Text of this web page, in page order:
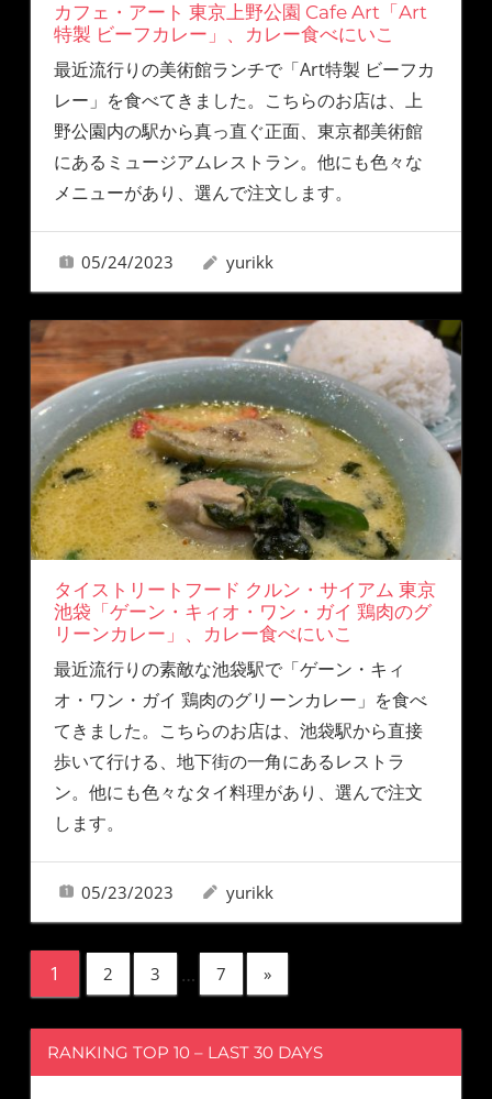
カフェ・アート 東京上野公園 Cafe Art「Art
特製 ビーフカレー」、カレー食べにいこ
最近流行りの美術館ランチで「Art特製 ビーフカ
レー」を食べてきました。こちらのお店は、上
野公園内の駅から真っ直ぐ正面、東京都美術館
にあるミュージアムレストラン。他にも色々な
メニューがあり、選んで注文します。
05/24/2023 yurikk
タイストリートフード クルン・サイアム 東京
池袋「ゲーン・キィオ・ワン・ガイ 鶏肉のグ
リーンカレー」、カレー食べにいこ
最近流行りの素敵な池袋駅で「ゲーン・キィ
オ・ワン・ガイ 鶏肉のグリーンカレー」を食べ
てきました。こちらのお店は、池袋駅から直接
歩いて行ける、地下街の一角にあるレストラ
ン。他にも色々なタイ料理があり、選んで注文
します。
05/23/2023 yurikk
1 2 3 … 7 »
RANKING TOP 10 – LAST 30 DAYS